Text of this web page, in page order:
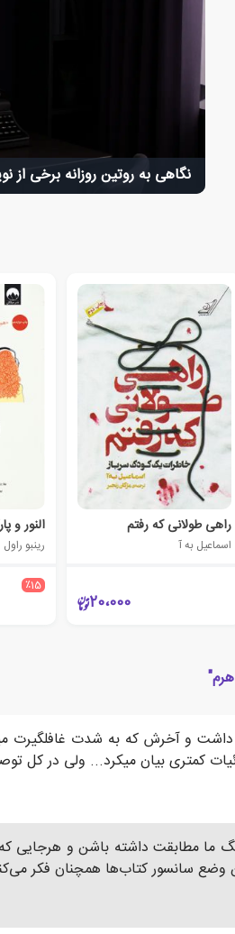
نگاهی به روتین روزانه برخی از
راهی طولانی که رفتم
اسماعیل به آ
20،000
النور و
رینبو راول
٪15
و آخرش که به شدت غافلگیرت
کمتری بیان میکرد... ولی در کل
ما مطابقت داشته باشن و
وضع سانسور کتاب‌ها همچنان فکر